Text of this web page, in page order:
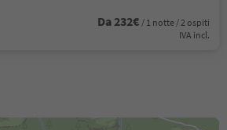
Da 232€ / 1 notte / 2 ospiti
IVA incl.